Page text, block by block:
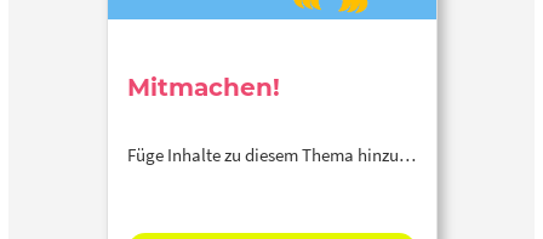
Mitmachen!
Füge Inhalte zu diesem Thema hinzu…